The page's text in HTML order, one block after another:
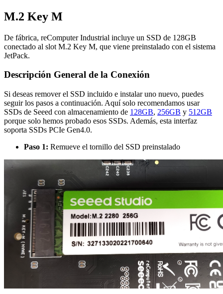
M.2 Key M
De fábrica, reComputer Industrial incluye un SSD de 128GB
conectado al slot M.2 Key M, que viene preinstalado con el sistema
JetPack.
Descripción General de la Conexión
Si deseas remover el SSD incluido e instalar uno nuevo, puedes
seguir los pasos a continuación. Aquí solo recomendamos usar
SSDs de Seeed con almacenamiento de 128GB, 256GB y 512GB
porque solo hemos probado esos SSDs. Además, esta interfaz
soporta SSDs PCIe Gen4.0.
Paso 1: Remueve el tornillo del SSD preinstalado